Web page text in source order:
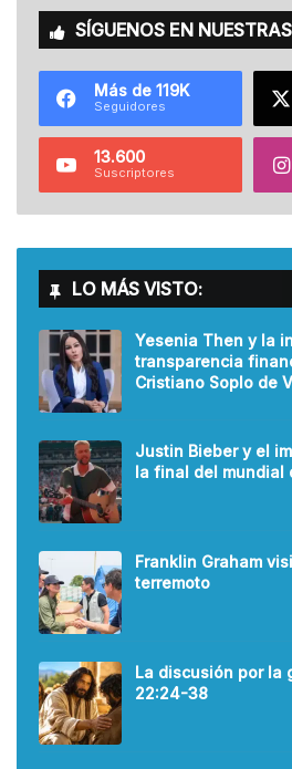
SÍGUENOS EN
Más de 119K
Seguidores
13.600
Suscriptores
LO MÁS VISTO:
Yesenia Then y la
transparencia
Cristiano Soplo de
Justin Bieber y el
la final del mundial
Franklin Graham
terremoto
La discusión por la
22:24-38